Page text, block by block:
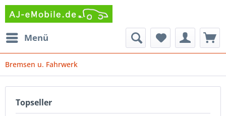
Menü
Bremsen u. Fahrwerk
Topseller